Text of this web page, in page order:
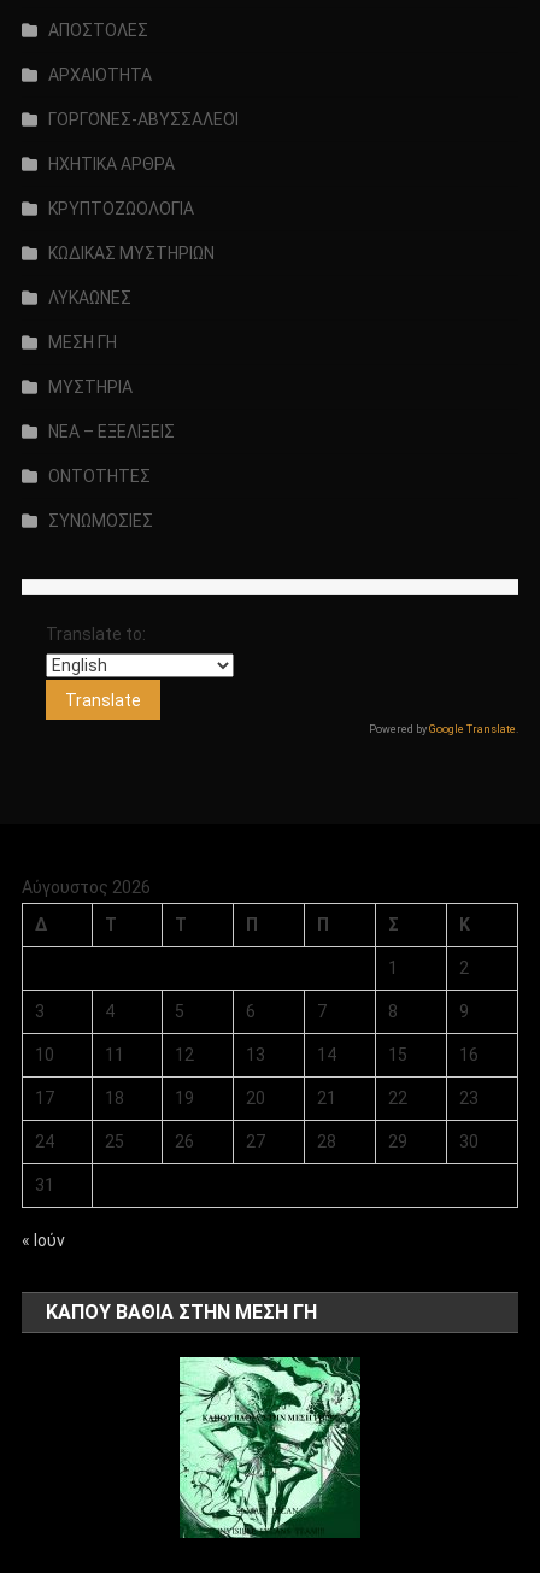
ΑΠΟΣΤΟΛΕΣ
ΑΡΧΑΙΟΤΗΤΑ
ΓΟΡΓΟΝΕΣ-ΑΒΥΣΣΑΛΕΟΙ
ΗΧΗΤΙΚΑ ΑΡΘΡΑ
ΚΡΥΠΤΟΖΩΟΛΟΓΙΑ
ΚΩΔΙΚΑΣ ΜΥΣΤΗΡΙΩΝ
ΛΥΚΑΩΝΕΣ
ΜΕΣΗ ΓΗ
ΜΥΣΤΗΡΙΑ
ΝΕΑ – ΕΞΕΛΙΞΕΙΣ
ΟΝΤΟΤΗΤΕΣ
ΣΥΝΩΜΟΣΙΕΣ
Translate to:
Powered byGoogle Translate .
Αύγουστος 2026
Δ
Τ Τ Π Π Σ Κ
1 2
3 4 5 6 7 8 9
10 11 12 13 14 15 16
17 18 19 20 21 22 23
24 25 26 27 28 29 30
31
« Ιούν
ΚΑΠΟΥ ΒΑΘΙΑ ΣΤΗΝ ΜΕΣΗ ΓΗ